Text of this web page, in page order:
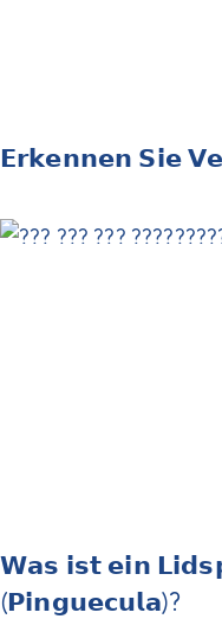
𝗘𝗿𝗸𝗲𝗻𝗻𝗲𝗻 𝗦𝗶𝗲
𝗪𝗮𝘀 𝗶𝘀𝘁 𝗲𝗶𝗻
(𝗣𝗶𝗻𝗴𝘂𝗲𝗰𝘂𝗹𝗮)?